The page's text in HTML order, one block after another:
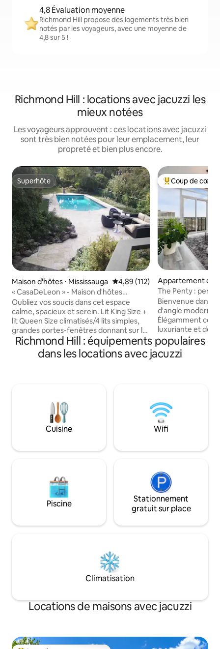
4,8 Évaluation moyenne
Richmond Hill propose des logements très bien
notés par les voyageurs, avec une moyenne de
4,8 sur 5 !
Richmond Hill : locations avec jacuzzi les
mieux notées
Les voyageurs approuvent : ces locations avec jacuzzi
sont très bien notées pour leur emplacement, leur
propreté et bien plus encore.
Superhôte
Superhôte
Maison d'hôtes ⋅ Mississauga Évaluation moyenne sur la
4,89 (112)
« CasaDeLeon » - Maison d'hôtes
moderne et confortable avec vue sur le
lac
Oubliez vos soucis dans cet espace
calme, spacieux et serein. Lit King Size +
lit Queen Size climatisés/4 lits simples,
grandes portes-fenêtres donnant sur la
verdure luxuriante d'une oasis privée
dans la cour arrière. Profitez d'espaces
de vie intérieurs et extérieurs, ainsi que
depuis Google Chromecast) pour
contenus multimédias/films sur grand
écran, réfrigérateur à vin, machine à
expresso, réfrigérateur avec machine à
chauffage au sol. IMPORTANT : vous
Coups de cœur
Coup de cœur
Appartement en
rkdale
The Penty :
piscine et jacuzzi
Bienvenue dans
d'angle moderne
Élégamment
luxuriante et des
gamme, cet
confort,
tropicale
sauna avec
15 minutes en
Transports en
10 minutes en
exigeants à la
animé de Toronto
Richmond Hill : équipements populaires
dans les locations avec jacuzzi
Cuisine Wifi
Piscine
Stationnement
gratuit sur place
Climatisation
Locations de maisons avec jacuzzi